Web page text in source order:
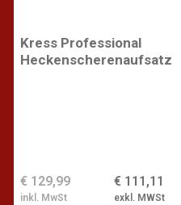
Kress Professional
Heckenscherenaufsatz
€ 111,11
exkl. MWSt
€ 129,99
inkl. MwSt